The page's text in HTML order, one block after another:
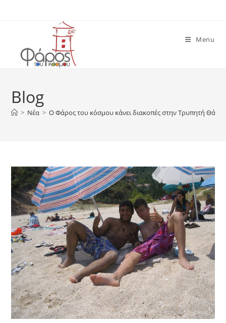
Menu
Blog
> Νέα > Ο Φάρος του κόσμου κάνει διακοπές στην Τρυπητή